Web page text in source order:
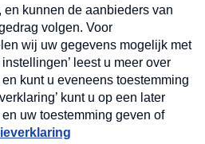
op onze
en dinsdagochtend in uw